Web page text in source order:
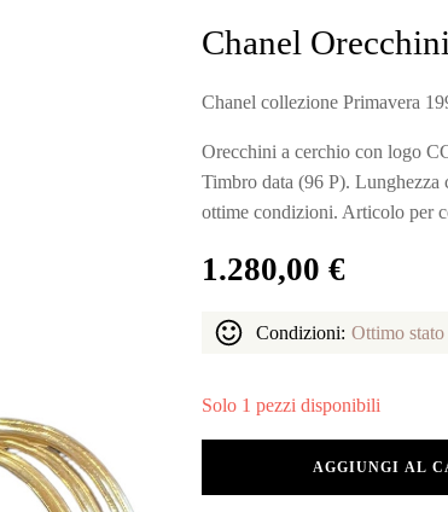
Chanel
Chanel collezione Primavera
Orecchini a cerchio con logo
Timbro data (96 P). Lunghezza
ottime condizioni. Articolo per
1.280,00 €
Condizioni: Ottimo stato
Solo 1 pezzi disponibili
AGGIUNGI AL